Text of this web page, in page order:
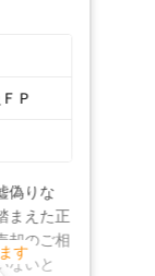
などによる売
る場合や周囲
いたします。
配慮した個室
Ｐ
偽りな
まえた正
却のご相
ないと
す